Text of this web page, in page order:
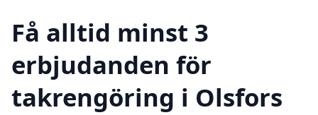
Få alltid minst 3
erbjudanden för
takrengöring i Olsfors